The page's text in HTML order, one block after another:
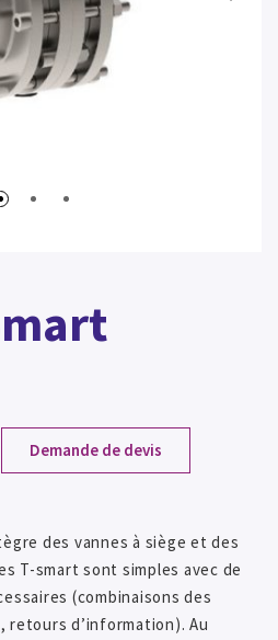
Demande de devis
des vannes à siège et des
T-smart sont simples avec de
(combinaisons des
retours d’information). Au